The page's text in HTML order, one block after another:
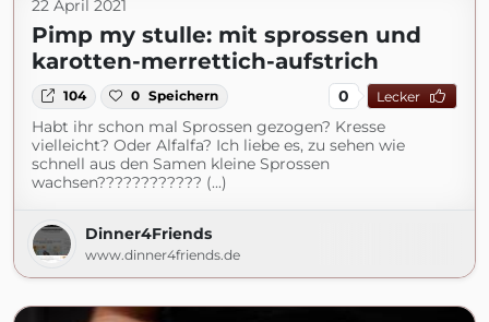
22 April 2021
Pimp my stulle: mit sprossen und
karotten-merrettich-aufstrich
104 0 Speichern 0 Lecker
Habt ihr schon mal Sprossen gezogen? Kresse
vielleicht? Oder Alfalfa? Ich liebe es, zu sehen wie
schnell aus den Samen kleine Sprossen
wachsen???????????? (...)
Dinner4Friends
www.dinner4friends.de